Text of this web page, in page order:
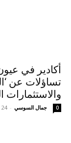
أكادير في
تساؤلات عن
والاستثمارات
جمال السوسي - 24 مارس 2025 0